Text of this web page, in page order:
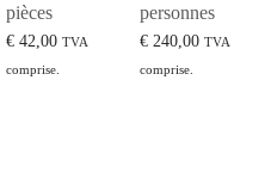
pièces
€ 42,00 TVA
comprise.
personnes
€ 240,00 TVA
comprise.